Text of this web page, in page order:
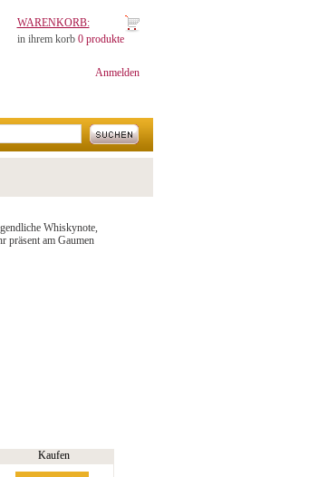
WARENKORB:
in ihrem korb 0 produkte
Anmelden
Whiskynote,
präsent am Gaumen
Kaufen